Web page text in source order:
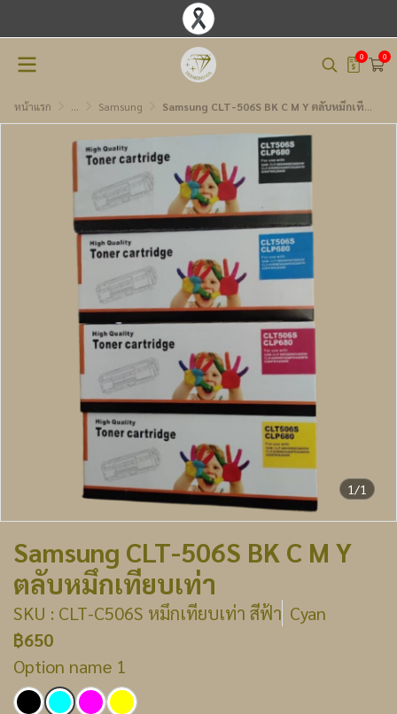
0 0
หน้าแรก ... Samsung Samsung CLT-506S BK C M Y ตลับหมึกเทียบเท่า
1/1
Samsung CLT-506S BK C M Y
ตลับหมึกเทียบเท่า
SKU : CLT-C506S หมึกเทียบเท่า สีฟ้า Cyan
฿650
Option name 1